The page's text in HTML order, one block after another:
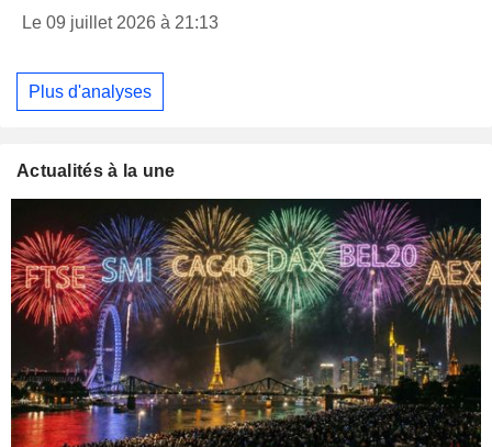
Le 09 juillet 2026 à 21:13
Plus d'analyses
Actualités à la une